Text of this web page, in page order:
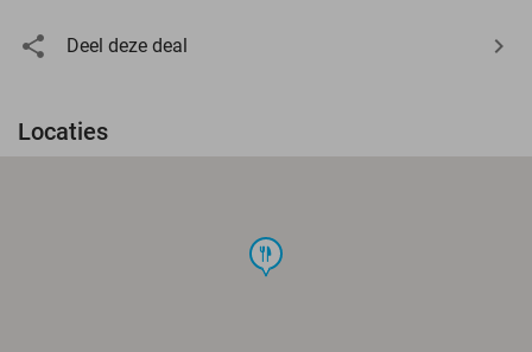
Deel deze deal
Locaties
food